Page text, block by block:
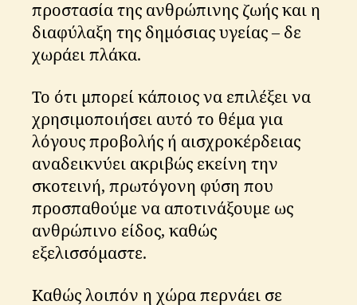
προστασία της ανθρώπινης ζωής και η
διαφύλαξη της δημόσιας υγείας – δε
χωράει πλάκα.
Το ότι μπορεί κάποιος να επιλέξει να
χρησιμοποιήσει αυτό το θέμα για
λόγους προβολής ή αισχροκέρδειας
αναδεικνύει ακριβώς εκείνη την
σκοτεινή, πρωτόγονη φύση που
προσπαθούμε να αποτινάξουμε ως
ανθρώπινο είδος, καθώς
εξελισσόμαστε.
Καθώς λοιπόν η χώρα περνάει σε